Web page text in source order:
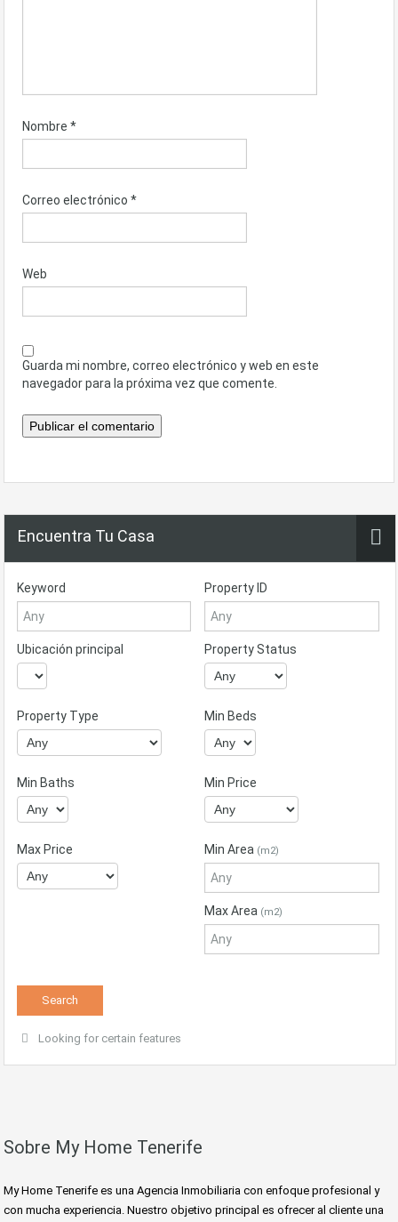
Nombre *
Correo electrónico *
Web
Guarda mi nombre, correo electrónico y web en este
navegador para la próxima vez que comente.
Encuentra Tu Casa
Keyword Property ID
Ubicación principal Property Status
Property Type Min Beds
Min Baths Min Price
Max Price Min Area (m2)
Max Area (m2)
Looking for certain features
Sobre My Home Tenerife
My Home Tenerife es una Agencia Inmobiliaria con enfoque profesional y
con mucha experiencia. Nuestro objetivo principal es ofrecer al cliente una